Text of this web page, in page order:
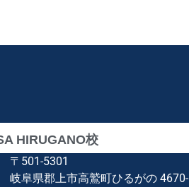
HIRUGANO校
〒501-5301
岐阜県郡上市高鷲町ひるがの 4670-